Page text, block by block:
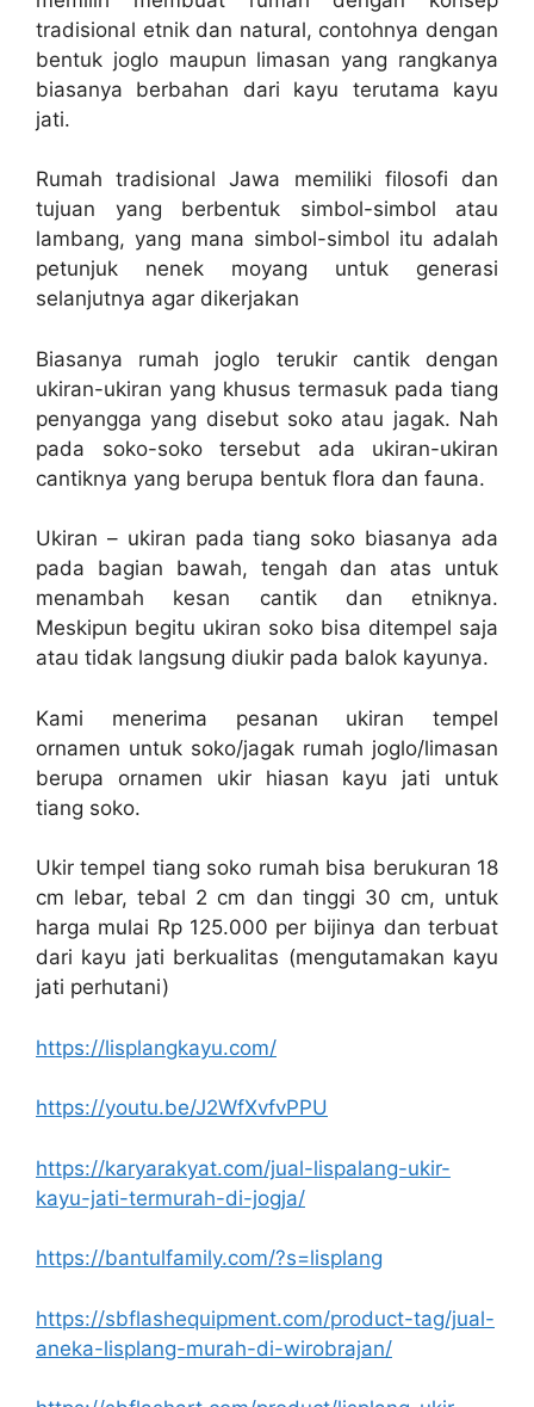
tradisional etnik dan natural, contohnya dengan
bentuk joglo maupun limasan yang rangkanya
biasanya berbahan dari kayu terutama kayu
jati.
Rumah tradisional Jawa memiliki filosofi dan
tujuan yang berbentuk simbol-simbol atau
lambang, yang mana simbol-simbol itu adalah
petunjuk nenek moyang untuk generasi
selanjutnya agar dikerjakan
Biasanya rumah joglo terukir cantik dengan
ukiran-ukiran yang khusus termasuk pada tiang
penyangga yang disebut soko atau jagak. Nah
pada soko-soko tersebut ada ukiran-ukiran
cantiknya yang berupa bentuk flora dan fauna.
Ukiran – ukiran pada tiang soko biasanya ada
pada bagian bawah, tengah dan atas untuk
menambah kesan cantik dan etniknya.
Meskipun begitu ukiran soko bisa ditempel saja
atau tidak langsung diukir pada balok kayunya.
Kami menerima pesanan ukiran tempel
ornamen untuk soko/jagak rumah joglo/limasan
berupa ornamen ukir hiasan kayu jati untuk
tiang soko.
Ukir tempel tiang soko rumah bisa berukuran 18
cm lebar, tebal 2 cm dan tinggi 30 cm, untuk
harga mulai Rp 125.000 per bijinya dan terbuat
dari kayu jati berkualitas (mengutamakan kayu
jati perhutani)
https://lisplangkayu.com/
https://youtu.be/J2WfXvfvPPU
https://karyarakyat.com/jual-lispalang-ukir-
kayu-jati-termurah-di-jogja/
https://bantulfamily.com/?s=lisplang
https://sbflashequipment.com/product-tag/jual-
aneka-lisplang-murah-di-wirobrajan/